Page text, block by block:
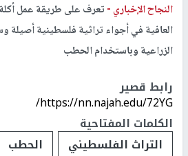
النجاح الإخباري -تعرف على طريقة عمل
العافية في أجواء تراثية فلسطينية أصيلة
الزراعية وباستخدام الحطب
رابط قصير
https://nn.najah.edu/72YG/
الكلمات المفتاحية
التراث الفلسطيني
الحطب